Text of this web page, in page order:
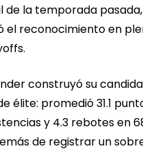
de la temporada
el reconocimiento en
construyó su
élite: promedió 31.1
y 4.3 rebotes en
de registrar un